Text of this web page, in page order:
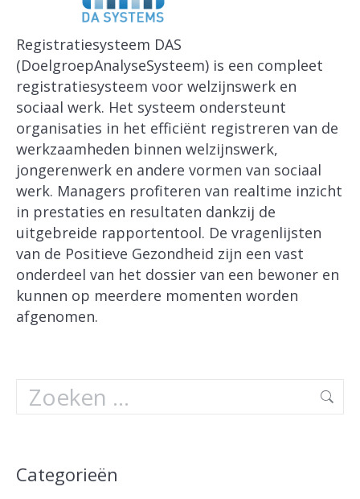
Registratiesysteem DAS
(DoelgroepAnalyseSysteem) is een compleet
registratiesysteem voor welzijnswerk en
sociaal werk. Het systeem ondersteunt
organisaties in het efficiënt registreren van de
werkzaamheden binnen welzijnswerk,
jongerenwerk en andere vormen van sociaal
werk. Managers profiteren van realtime inzicht
in prestaties en resultaten dankzij de
uitgebreide rapportentool. De vragenlijsten
van de Positieve Gezondheid zijn een vast
onderdeel van het dossier van een bewoner en
kunnen op meerdere momenten worden
afgenomen.
Search:
Categorieën